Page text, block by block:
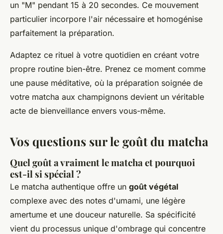
un "M" pendant 15 à 20 secondes. Ce mouvement
particulier incorpore l'air nécessaire et homogénise
parfaitement la préparation.
Adaptez ce rituel à votre quotidien en créant votre
propre routine bien-être. Prenez ce moment comme
une pause méditative, où la préparation soignée de
votre matcha aux champignons devient un véritable
acte de bienveillance envers vous-même.
Vos questions sur le goût du matcha
Quel goût a vraiment le matcha et pourquoi
est-il si spécial ?
Le matcha authentique offre un goût végétal
complexe avec des notes d'umami, une légère
amertume et une douceur naturelle. Sa spécificité
vient du processus unique d'ombrage qui concentre